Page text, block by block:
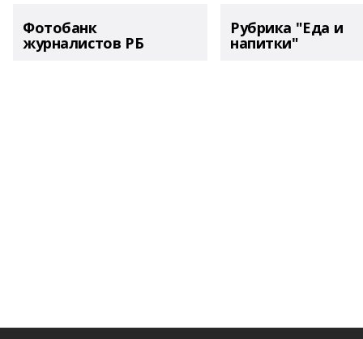
Фотобанк
журналистов РБ
Рубрика "Еда и
напитки"